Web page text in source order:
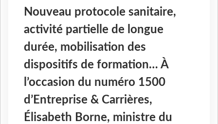
Nouveau protocole sanitaire,
activité partielle de longue
durée, mobilisation des
dispositifs de formation… À
l’occasion du numéro 1500
d’Entreprise & Carrières,
Élisabeth Borne, ministre du